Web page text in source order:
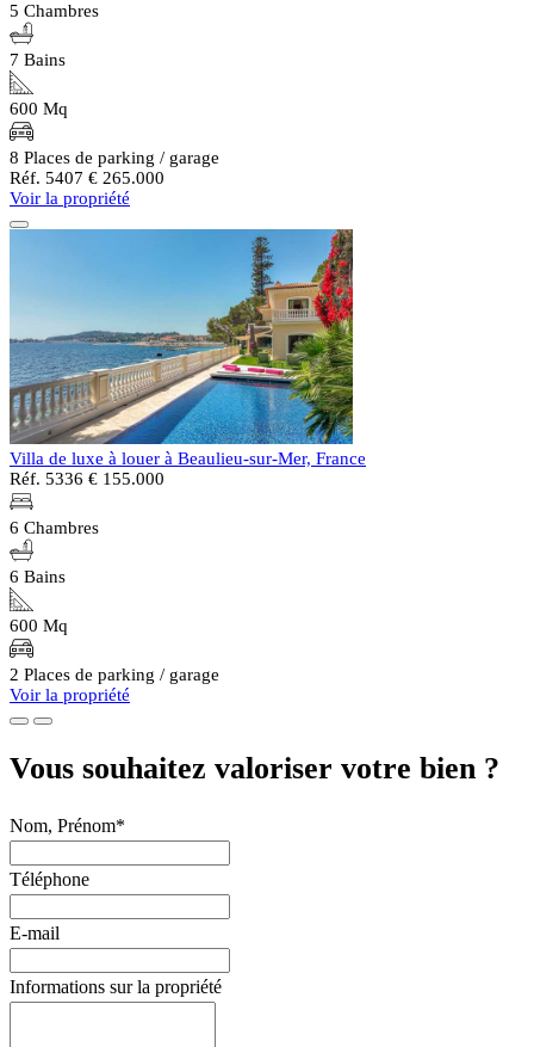
5 Chambres
7 Bains
600 Mq
8 Places de parking / garage
Réf. 5407 € 265.000
Voir la propriété
Villa de luxe à louer à Beaulieu-sur-Mer, France
Réf. 5336 € 155.000
6 Chambres
6 Bains
600 Mq
2 Places de parking / garage
Voir la propriété
Vous souhaitez valoriser votre bien ?
Nom, Prénom*
Téléphone
E-mail
Informations sur la propriété